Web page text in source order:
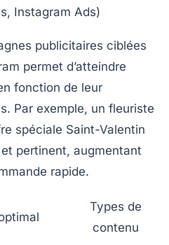
Instagram Ads)
publicitaires ciblées
permet d’atteindre
fonction de leur
Par exemple, un fleuriste
spéciale Saint-Valentin
pertinent, augmentant
rapide.
Types de
contenu